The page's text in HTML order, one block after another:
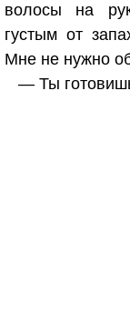
волосы на
густым от
Мне не нужно
— Ты